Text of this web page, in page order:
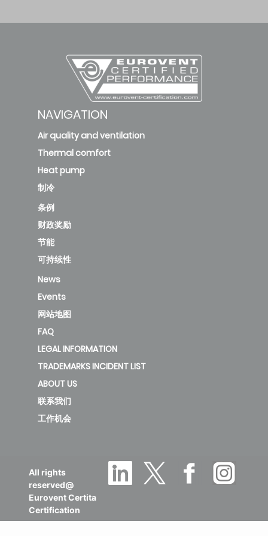
NAVIGATION
Air quality and ventilation
Thermal comfort
Heat pump
制冷
条例
财政奖励
节能
可持续性
News
Events
网站地图
FAQ
LEGAL INFORMATION
TRADEMARKS INCIDENT LIST
ABOUT US
联系我们
工作机会
All rights
reserved@
Eurovent Certita
Certification